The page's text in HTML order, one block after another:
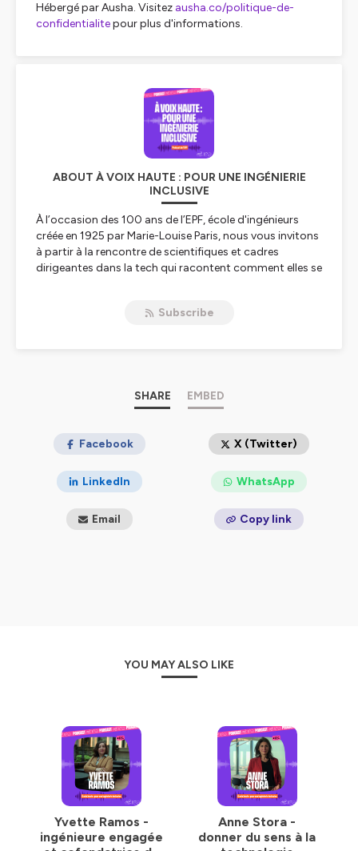
Hébergé par Ausha. Visitez ausha.co/politique-de-
confidentialitepour plus d'informations.
ABOUT À VOIX HAUTE : POUR UNE INGÉNIERIE
INCLUSIVE
À l’occasion des 100 ans de l’EPF, école d'ingénieurs
créée en 1925 par Marie-Louise Paris, nous vous invitons
à partir à la rencontre de scientifiques et cadres
dirigeantes dans la tech qui racontent comment elles se
ont tracé leur propre chemin.
De la santé à l’aéronautique, du son à l’énergie : des
domaines où elles font bouger les lignes et ouvrent la
« Manifeste pour une ingénierie inclusive » créée à
l’occasion du centenaire de l’EPF :
https://www.linkedin.com/school/epf-engineering-
Hébergé par Ausha. Visitez
ausha.co/politique-de-
confidentialitepour plus d'informations.
Subscribe
SHARE EMBED
Facebook X (Twitter)
LinkedIn WhatsApp
Email Copy link
YOU MAY ALSO LIKE
Yvette Ramos -
ingénieure engagée
Anne Stora -
donner du sens à la